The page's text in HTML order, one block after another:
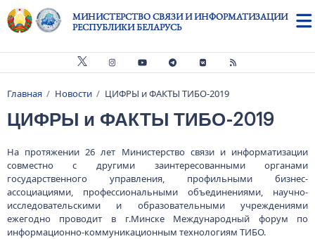
Перейти к основному содержанию
МИНИСТЕРСТВО СВЯЗИ И ИНФОРМАТИЗАЦИИ
РЕСПУБЛИКИ БЕЛАРУСЬ
Строка навигации
Главная Новости ЦИФРЫ и ФАКТЫ ТИБО-2019
ЦИФРЫ и ФАКТЫ ТИБО-2019
На протяжении 26 лет Министерство связи и информатизации
совместно с другими заинтересованными органами
государственного управления, профильными бизнес-
ассоциациями, профессиональными объединениями, научно-
исследовательскими и образовательными учреждениями
ежегодно проводит в г.Минске Международный форум по
информационно-коммуникационным технологиям ТИБО.